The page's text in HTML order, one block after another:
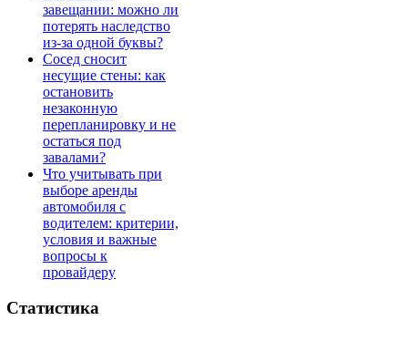
завещании: можно ли
потерять наследство
из-за одной буквы?
Сосед сносит
несущие стены: как
остановить
незаконную
перепланировку и не
остаться под
завалами?
Что учитывать при
выборе аренды
автомобиля с
водителем: критерии,
условия и важные
вопросы к
провайдеру
Статистика